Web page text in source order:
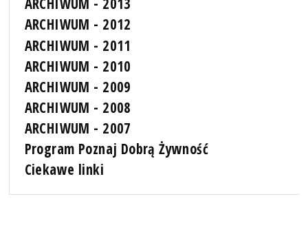
ARCHIWUM - 2012
ARCHIWUM - 2011
ARCHIWUM - 2010
ARCHIWUM - 2009
ARCHIWUM - 2008
ARCHIWUM - 2007
Program Poznaj Dobrą Żywność
Ciekawe linki